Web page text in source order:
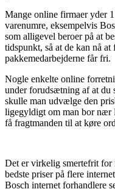
Mange online firmaer yder
varenumre, eksempelvis
som alligevel beroer på at
tidspunkt, så at de kan nå
pakkemedarbejderne får fri.
Nogle enkelte online
under forudsætning af at du
skulle man udvælge den
ligegyldigt om man bor nær
få fragtmanden til at køre
Det er virkelig smertefrit for
bedste priser på flere
Bosch internet forhandlere